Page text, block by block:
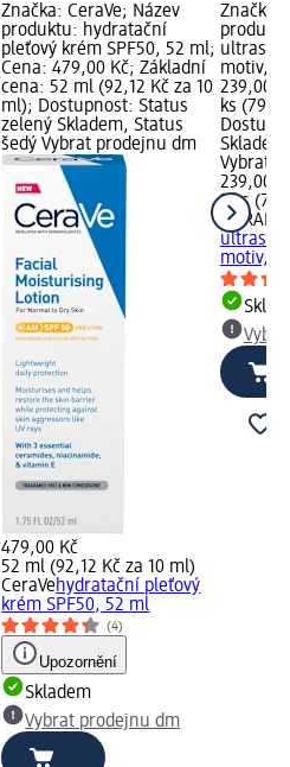
Značka: CeraVe; Název
produktu: hydratační
pleťový krém SPF50, 52 ml;
Cena: 479,00 Kč; Základní
cena: 52 ml (92,12 Kč za 10
ml); Dostupnost: Status
zelený Skladem, Status
šedý Vybrat prodejnu dm
479,00 Kč
52 ml (92,12 Kč za 10 ml)
CeraVehydratační pleťový
krém SPF50, 52 ml
(4)
Upozornění
Skladem
Vybrat prodejnu dm
Značka:
ultrasoft
motiv, 3
239,00
ks
Vybrat
239,00
3 ks
ultrasoft
motiv, 3